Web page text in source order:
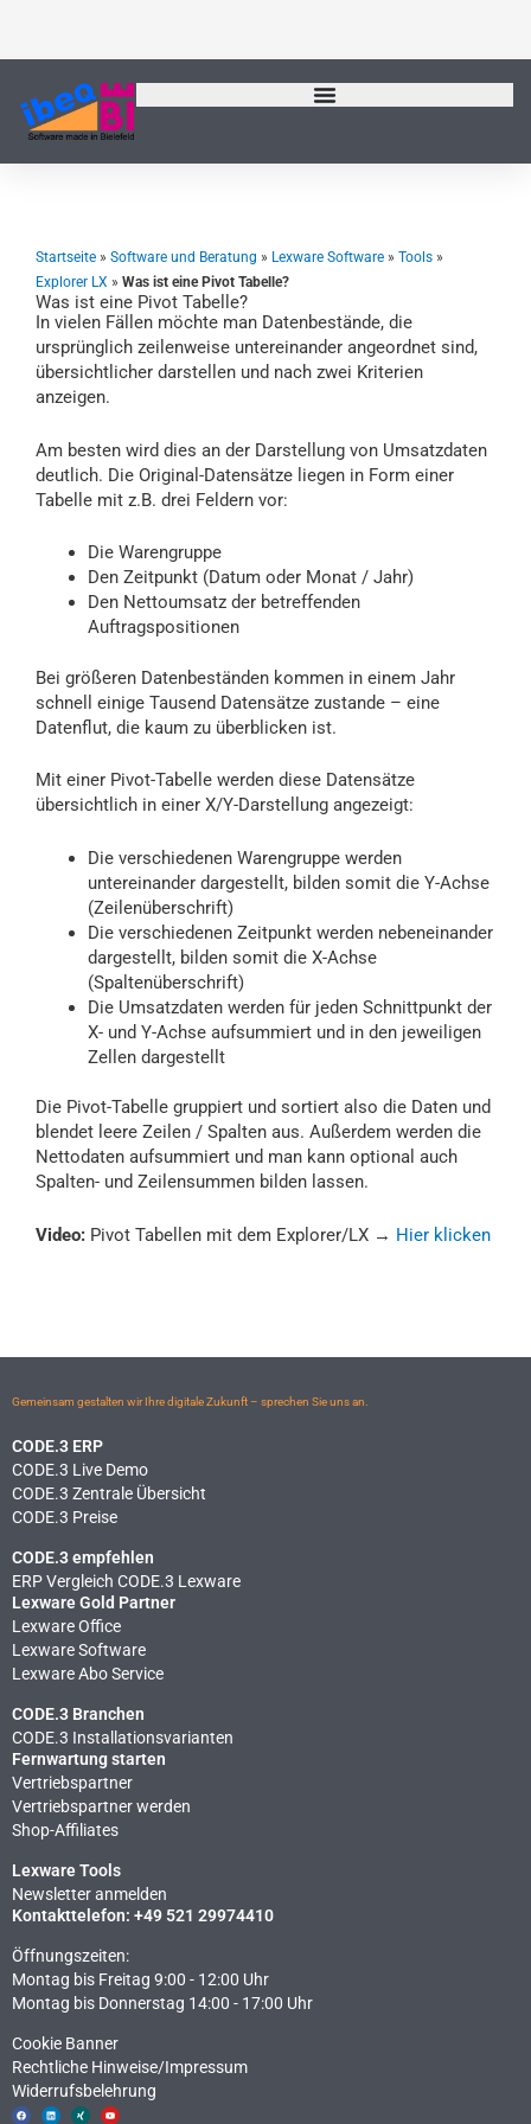
springen
Startseite » Software und Beratung » Lexware Software » Tools »
Explorer LX » Was ist eine Pivot Tabelle?
Was ist eine Pivot Tabelle?
In vielen Fällen möchte man Datenbestände, die
ursprünglich zeilenweise untereinander angeordnet sind,
übersichtlicher darstellen und nach zwei Kriterien
anzeigen.
Am besten wird dies an der Darstellung von Umsatzdaten
deutlich. Die Original-Datensätze liegen in Form einer
Tabelle mit z.B. drei Feldern vor:
Die Warengruppe
Den Zeitpunkt (Datum oder Monat / Jahr)
Den Nettoumsatz der betreffenden
Auftragspositionen
Bei größeren Datenbeständen kommen in einem Jahr
schnell einige Tausend Datensätze zustande – eine
Datenflut, die kaum zu überblicken ist.
Mit einer Pivot-Tabelle werden diese Datensätze
übersichtlich in einer X/Y-Darstellung angezeigt:
Die verschiedenen Warengruppe werden
untereinander dargestellt, bilden somit die Y-Achse
(Zeilenüberschrift)
Die verschiedenen Zeitpunkt werden nebeneinander
dargestellt, bilden somit die X-Achse
(Spaltenüberschrift)
Die Umsatzdaten werden für jeden Schnittpunkt der
X- und Y-Achse aufsummiert und in den jeweiligen
Zellen dargestellt
Die Pivot-Tabelle gruppiert und sortiert also die Daten und
blendet leere Zeilen / Spalten aus. Außerdem werden die
Nettodaten aufsummiert und man kann optional auch
Spalten- und Zeilensummen bilden lassen.
Video: Pivot Tabellen mit dem Explorer/LX → Hier klicken
Gemeinsam gestalten wir Ihre digitale Zukunft – sprechen Sie uns an.
CODE.3 ERP
CODE.3 Live Demo
CODE.3 Zentrale Übersicht
CODE.3 Preise
CODE.3 empfehlen
ERP Vergleich CODE.3 Lexware
Lexware Gold Partner
Lexware Office
Lexware Software
Lexware Abo Service
CODE.3 Branchen
CODE.3 Installationsvarianten
Fernwartung starten
Vertriebspartner
Vertriebspartner werden
Shop-Affiliates
Lexware Tools
Newsletter anmelden
Kontakttelefon: +49 521 29974410
Öffnungszeiten:
Montag bis Freitag 9:00 - 12:00 Uhr
Montag bis Donnerstag 14:00 - 17:00 Uhr
Cookie Banner
Rechtliche Hinweise​/Impressum
Widerrufsbelehrung
F
a
L
i
X
i
Y
o